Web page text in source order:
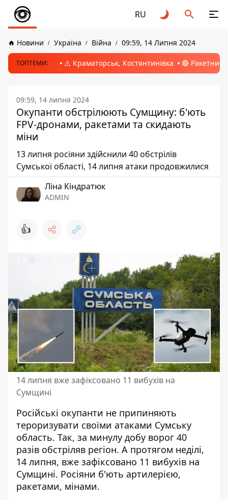
RU
Новини Україна Війна 09:59, 14 Липня 2024
ТОПТЕМИ: ⚠️ Краматорськ, Костянтинівка 🔴 Ракетний
09:59, 14 липня 2024
Окупанти обстрілюють Сумщину: б'ють
FPV-дронами, ракетами та скидають
міни
13 липня росіяни здійснили 40 обстрілів
Сумської області, 14 липня атаки продовжилися
Ліна Кіндратюк
ADMIN
👍
14 липня вже зафіксовано 11 вибухів на
Сумщині
Російські окупанти не припиняють
тероризувати своїми атаками Сумську
область. Так, за минулу добу ворог 40
разів обстріляв регіон. А протягом неділі,
14 липня, вже зафіксовано 11 вибухів на
Сумщині. Росіяни б'ють артилерією,
ракетами, мінами.